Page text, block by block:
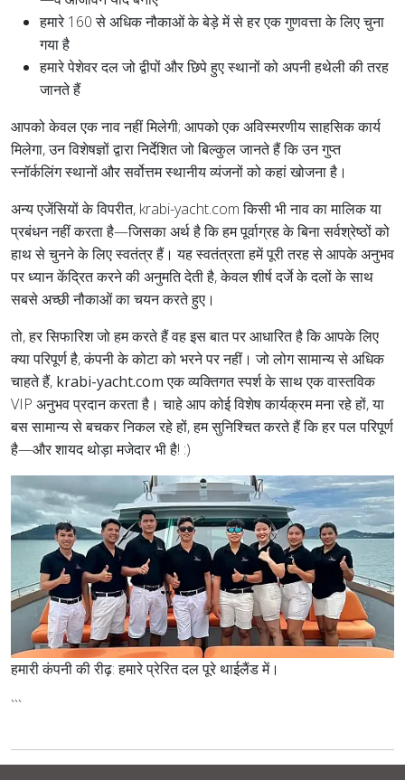
हमारे 160 से अधिक नौकाओं के बेड़े में से हर एक गुणवत्ता के लिए चुना
गया है
हमारे पेशेवर दल जो द्वीपों और छिपे हुए स्थानों को अपनी हथेली की तरह
जानते हैं
आपको केवल एक नाव नहीं मिलेगी; आपको एक अविस्मरणीय साहसिक कार्य
मिलेगा, उन विशेषज्ञों द्वारा निर्देशित जो बिल्कुल जानते हैं कि उन गुप्त
स्नॉर्कलिंग स्थानों और सर्वोत्तम स्थानीय व्यंजनों को कहां खोजना है।
अन्य एजेंसियों के विपरीत, krabi-yacht.com किसी भी नाव का मालिक या
प्रबंधन नहीं करता है—जिसका अर्थ है कि हम पूर्वाग्रह के बिना सर्वश्रेष्ठों को
हाथ से चुनने के लिए स्वतंत्र हैं। यह स्वतंत्रता हमें पूरी तरह से आपके अनुभव
पर ध्यान केंद्रित करने की अनुमति देती है, केवल शीर्ष दर्जे के दलों के साथ
सबसे अच्छी नौकाओं का चयन करते हुए।
तो, हर सिफारिश जो हम करते हैं वह इस बात पर आधारित है कि आपके लिए
क्या परिपूर्ण है, कंपनी के कोटा को भरने पर नहीं। जो लोग सामान्य से अधिक
चाहते हैं, krabi-yacht.comएक व्यक्तिगत स्पर्श के साथ एक वास्तविक
VIP अनुभव प्रदान करता है। चाहे आप कोई विशेष कार्यक्रम मना रहे हों, या
बस सामान्य से बचकर निकल रहे हों, हम सुनिश्चित करते हैं कि हर पल परिपूर्ण
है—और शायद थोड़ा मजेदार भी है! :)
हमारी कंपनी की रीढ़: हमारे प्रेरित दल पूरे थाईलैंड में।
```